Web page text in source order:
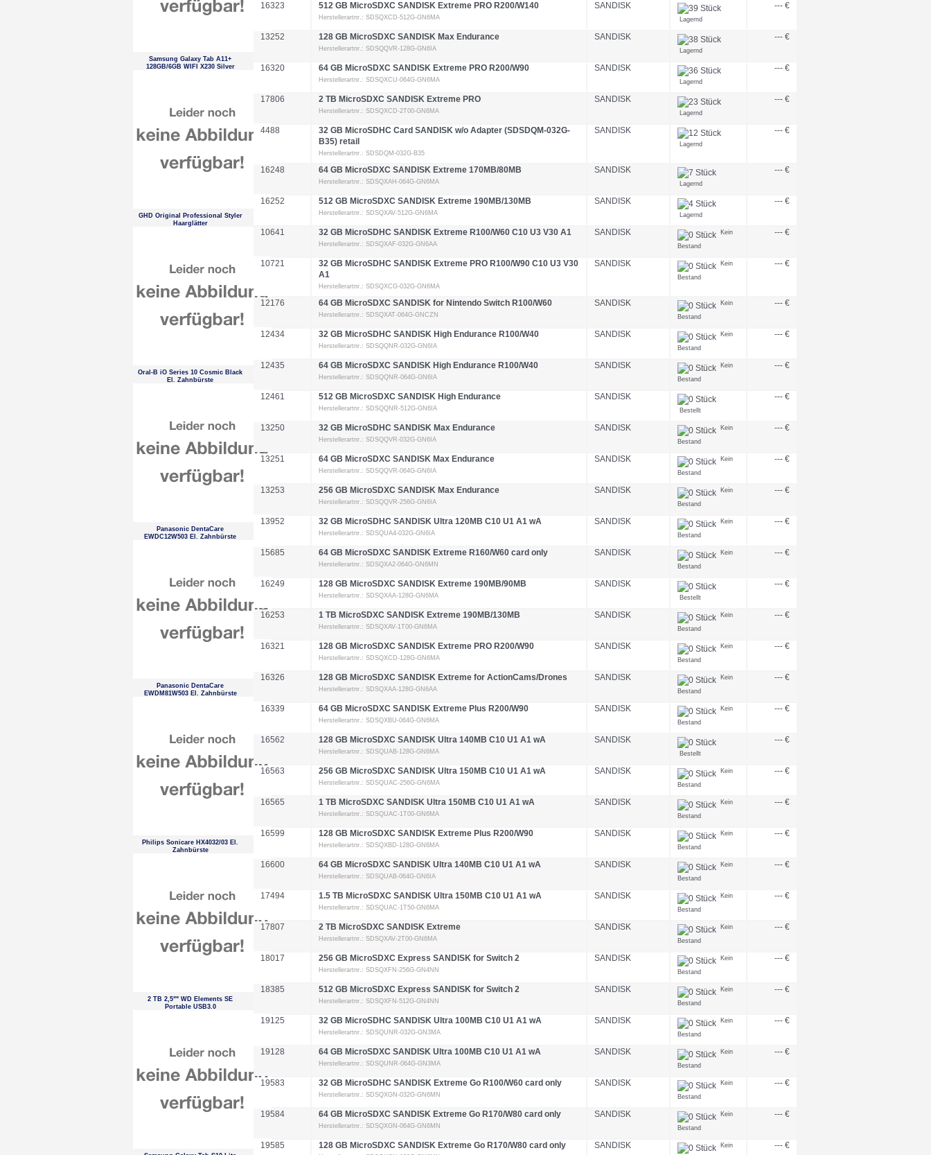
Samsung Galaxy Tab A11+
128GB/6GB WIFI X230 Silver
GHD Original Professional Styler
Haarglätter
Oral-B iO Series 10 Cosmic Black
El. Zahnbürste
Panasonic DentaCare
EWDC12W503 El. Zahnbürste
Panasonic DentaCare
EWDM81W503 El. Zahnbürste
Philips Sonicare HX4032/03 El.
Zahnbürste
2 TB 2,5"" WD Elements SE
Portable USB3.0
16323 512 GB MicroSDXC SANDISK Extreme PRO R200/W140
Herstellerartnr.: SDSQXCD-512G-GN6MA
SANDISK
Lagernd
--- €
13252 128 GB MicroSDXC SANDISK Max Endurance
Herstellerartnr.: SDSQQVR-128G-GN6IA
SANDISK
Lagernd
--- €
16320 64 GB MicroSDXC SANDISK Extreme PRO R200/W90
Herstellerartnr.: SDSQXCU-064G-GN6MA
SANDISK
Lagernd
--- €
17806 2 TB MicroSDXC SANDISK Extreme PRO
Herstellerartnr.: SDSQXCD-2T00-GN6MA
SANDISK
Lagernd
--- €
4488
32 GB MicroSDHC Card SANDISK w/o Adapter (SDSDQM-032G-
B35) retail
Herstellerartnr.: SDSDQM-032G-B35
SANDISK
Lagernd
--- €
16248 64 GB MicroSDXC SANDISK Extreme 170MB/80MB
Herstellerartnr.: SDSQXAH-064G-GN6MA
SANDISK
Lagernd
--- €
16252 512 GB MicroSDXC SANDISK Extreme 190MB/130MB
Herstellerartnr.: SDSQXAV-512G-GN6MA
SANDISK
Lagernd
--- €
10641 32 GB MicroSDHC SANDISK Extreme R100/W60 C10 U3 V30 A1
Herstellerartnr.: SDSQXAF-032G-GN6AA
SANDISK
Kein
Bestand
--- €
10721
32 GB MicroSDHC SANDISK Extreme PRO R100/W90 C10 U3 V30
A1
Herstellerartnr.: SDSQXCG-032G-GN6MA
SANDISK
Kein
Bestand
--- €
12176 64 GB MicroSDXC SANDISK for Nintendo Switch R100/W60
Herstellerartnr.: SDSQXAT-064G-GNCZN
SANDISK
Kein
Bestand
--- €
12434 32 GB MicroSDHC SANDISK High Endurance R100/W40
Herstellerartnr.: SDSQQNR-032G-GN6IA
SANDISK
Kein
Bestand
--- €
12435 64 GB MicroSDXC SANDISK High Endurance R100/W40
Herstellerartnr.: SDSQQNR-064G-GN6IA
SANDISK
Kein
Bestand
--- €
12461 512 GB MicroSDXC SANDISK High Endurance
Herstellerartnr.: SDSQQNR-512G-GN6IA
SANDISK
Bestellt
--- €
13250 32 GB MicroSDHC SANDISK Max Endurance
Herstellerartnr.: SDSQQVR-032G-GN6IA
SANDISK
Kein
Bestand
--- €
13251 64 GB MicroSDXC SANDISK Max Endurance
Herstellerartnr.: SDSQQVR-064G-GN6IA
SANDISK
Kein
Bestand
--- €
13253 256 GB MicroSDXC SANDISK Max Endurance
Herstellerartnr.: SDSQQVR-256G-GN6IA
SANDISK
Kein
Bestand
--- €
13952 32 GB MicroSDHC SANDISK Ultra 120MB C10 U1 A1 wA
Herstellerartnr.: SDSQUA4-032G-GN6IA
SANDISK
Kein
Bestand
--- €
15685 64 GB MicroSDXC SANDISK Extreme R160/W60 card only
Herstellerartnr.: SDSQXA2-064G-GN6MN
SANDISK
Kein
Bestand
--- €
16249 128 GB MicroSDXC SANDISK Extreme 190MB/90MB
Herstellerartnr.: SDSQXAA-128G-GN6MA
SANDISK
Bestellt
--- €
16253 1 TB MicroSDXC SANDISK Extreme 190MB/130MB
Herstellerartnr.: SDSQXAV-1T00-GN6MA
SANDISK
Kein
Bestand
--- €
16321 128 GB MicroSDXC SANDISK Extreme PRO R200/W90
Herstellerartnr.: SDSQXCD-128G-GN6MA
SANDISK
Kein
Bestand
--- €
16326 128 GB MicroSDXC SANDISK Extreme for ActionCams/Drones
Herstellerartnr.: SDSQXAA-128G-GN6AA
SANDISK
Kein
Bestand
--- €
16339 64 GB MicroSDXC SANDISK Extreme Plus R200/W90
Herstellerartnr.: SDSQXBU-064G-GN6MA
SANDISK
Kein
Bestand
--- €
16562 128 GB MicroSDXC SANDISK Ultra 140MB C10 U1 A1 wA
Herstellerartnr.: SDSQUAB-128G-GN6MA
SANDISK
Bestellt
--- €
16563 256 GB MicroSDXC SANDISK Ultra 150MB C10 U1 A1 wA
Herstellerartnr.: SDSQUAC-256G-GN6MA
SANDISK
Kein
Bestand
--- €
16565 1 TB MicroSDXC SANDISK Ultra 150MB C10 U1 A1 wA
Herstellerartnr.: SDSQUAC-1T00-GN6MA
SANDISK
Kein
Bestand
--- €
16599 128 GB MicroSDXC SANDISK Extreme Plus R200/W90
Herstellerartnr.: SDSQXBD-128G-GN6MA
SANDISK
Kein
Bestand
--- €
16600 64 GB MicroSDXC SANDISK Ultra 140MB C10 U1 A1 wA
Herstellerartnr.: SDSQUAB-064G-GN6IA
SANDISK
Kein
Bestand
--- €
17494 1.5 TB MicroSDXC SANDISK Ultra 150MB C10 U1 A1 wA
Herstellerartnr.: SDSQUAC-1T50-GN6MA
SANDISK
Kein
Bestand
--- €
17807 2 TB MicroSDXC SANDISK Extreme
Herstellerartnr.: SDSQXAV-2T00-GN6MA
SANDISK
Kein
Bestand
--- €
18017 256 GB MicroSDXC Express SANDISK for Switch 2
Herstellerartnr.: SDSQXFN-256G-GN4NN
SANDISK
Kein
Bestand
--- €
18385 512 GB MicroSDXC Express SANDISK for Switch 2
Herstellerartnr.: SDSQXFN-512G-GN4NN
SANDISK
Kein
Bestand
--- €
19125 32 GB MicroSDHC SANDISK Ultra 100MB C10 U1 A1 wA
Herstellerartnr.: SDSQUNR-032G-GN3MA
SANDISK
Kein
Bestand
--- €
19128 64 GB MicroSDXC SANDISK Ultra 100MB C10 U1 A1 wA
Herstellerartnr.: SDSQUNR-064G-GN3MA
SANDISK
Kein
Bestand
--- €
19583 32 GB MicroSDHC SANDISK Extreme Go R100/W60 card only
Herstellerartnr.: SDSQXGN-032G-GN6MN
SANDISK
Kein
Bestand
--- €
19584 64 GB MicroSDXC SANDISK Extreme Go R170/W80 card only
Herstellerartnr.: SDSQXGN-064G-GN6MN
SANDISK
Kein
Bestand
--- €
19585 128 GB MicroSDXC SANDISK Extreme Go R170/W80 card only SANDISK Kein --- €